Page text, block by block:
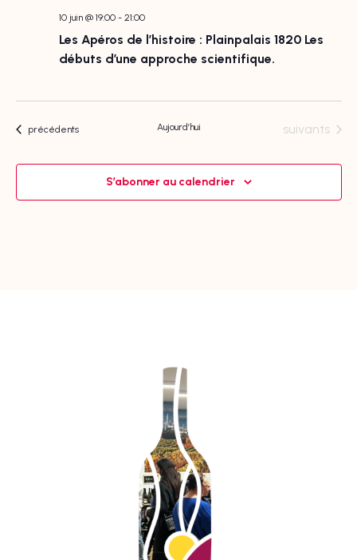
Les Apéros de l’histoire : Plainpalais 1820 Les
débuts d’une approche scientifique.
10 juin @ 19:00- 21:00
Évènements
précédents Aujourd’hui Évènements
suivants
S’abonner au calendrier